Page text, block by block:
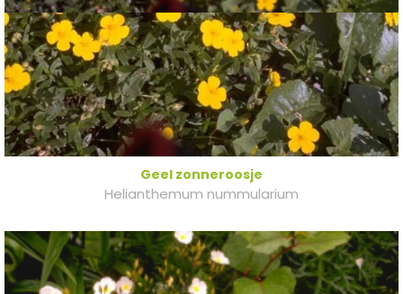
Geel zonneroosje
Helianthemum nummularium